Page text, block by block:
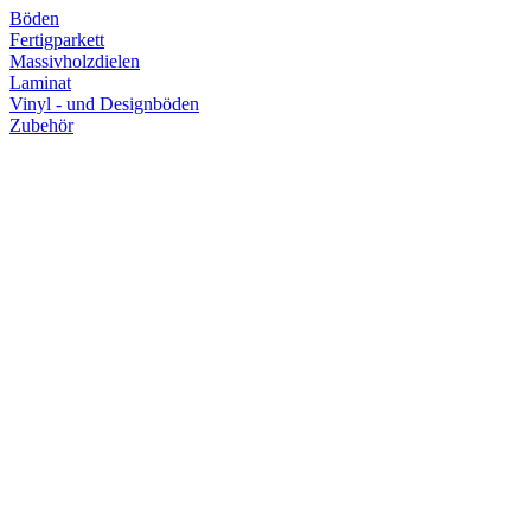
Böden
Fertigparkett
Massivholzdielen
Laminat
Vinyl - und Designböden
Zubehör